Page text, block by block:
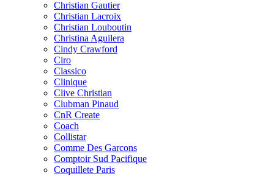
Christian Gautier
Christian Lacroix
Christian Louboutin
Christina Aguilera
Cindy Crawford
Ciro
Classico
Clinique
Clive Christian
Clubman Pinaud
CnR Create
Coach
Collistar
Comme Des Garcons
Comptoir Sud Pacifique
Coquillete Paris